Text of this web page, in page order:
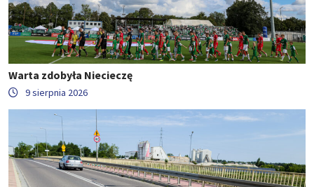
Warta zdobyła Niecieczę
9 sierpnia 2026